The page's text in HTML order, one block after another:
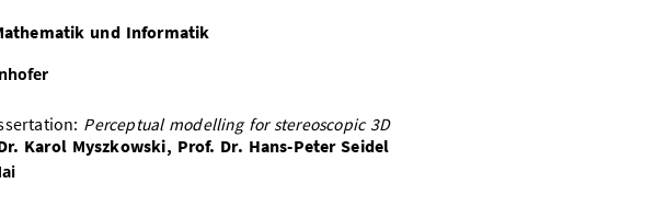
und Informatik
Perceptual modelling for stereoscopic 3D
Karol Myszkowski, Prof. Dr. Hans-Peter Seidel